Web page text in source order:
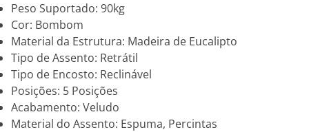
Peso Suportado: 90kg
Cor: Bombom
Material da Estrutura: Madeira de Eucalipto
Tipo de Assento: Retrátil
Tipo de Encosto: Reclinável
Posições: 5 Posições
Acabamento: Veludo
Material do Assento: Espuma, Percintas